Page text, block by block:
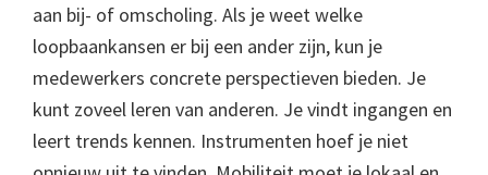
aan bij- of omscholing. Als je weet welke
loopbaankansen er bij een ander zijn, kun je
medewerkers concrete perspectieven bieden. Je
kunt zoveel leren van anderen. Je vindt ingangen en
leert trends kennen. Instrumenten hoef je niet